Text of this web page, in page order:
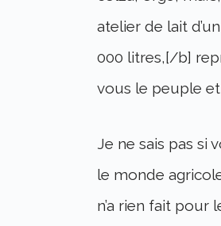
atelier de lait
000 litres,[/b]
vous le peuple
Je ne sais pas si
le monde
n’a rien fait pour